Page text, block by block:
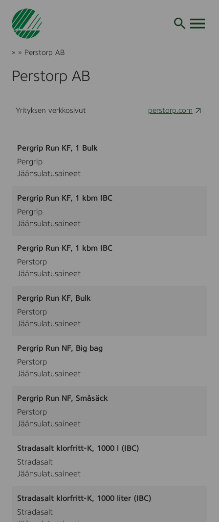
Siirry
Joutsenmerkki
»
ja
palvelut
» Perstorp AB
Perstorp AB
Yrityksen verkkosivut perstorp.com
Pergrip Run KF, 1 Bulk
Pergrip
Jäänsulatusaineet
Pergrip Run KF, 1 kbm IBC
Pergrip
Jäänsulatusaineet
Pergrip Run KF, 1 kbm IBC
Perstorp
Jäänsulatusaineet
Pergrip Run KF, Bulk
Perstorp
Jäänsulatusaineet
Pergrip Run NF, Big bag
Perstorp
Jäänsulatusaineet
Pergrip Run NF, Småsäck
Perstorp
Jäänsulatusaineet
Stradasalt klorfritt-K, 1000 l (IBC)
Stradasalt
Jäänsulatusaineet
Stradasalt klorfritt-K, 1000 liter (IBC)
Stradasalt